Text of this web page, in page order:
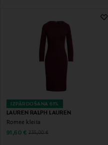
IZPĀRDOŠANA 61%
LAUREN RALPH LAUREN
Romee kleita
Discounted Price
91,60 € Original Price
235,00 €